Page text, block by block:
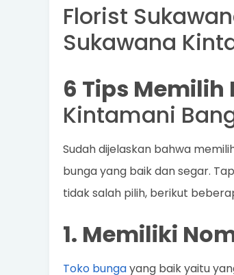
Florist
Sukawana
6 Tips
Kintamani
Sudah dijelaskan bahwa
bunga yang baik dan segar.
tidak salah pilih, berikut
1. Memiliki
Toko bungayang baik yaitu